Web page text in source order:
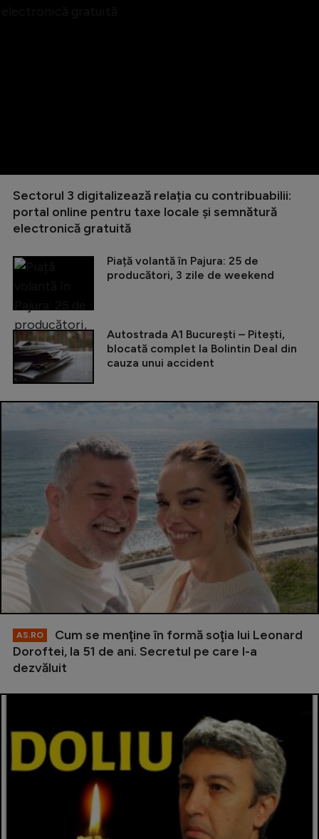
Sectorul 3 digitalizează relația cu contribuabilii:
portal online pentru taxe locale și semnătură
electronică gratuită
Piață volantă în Pajura: 25 de
producători, 3 zile de weekend
Autostrada A1 București – Pitești,
blocată complet la Bolintin Deal din
cauza unui accident
AS.RO
Cum se menţine în formă soţia lui Leonard
Doroftei, la 51 de ani. Secretul pe care l-a
dezvăluit